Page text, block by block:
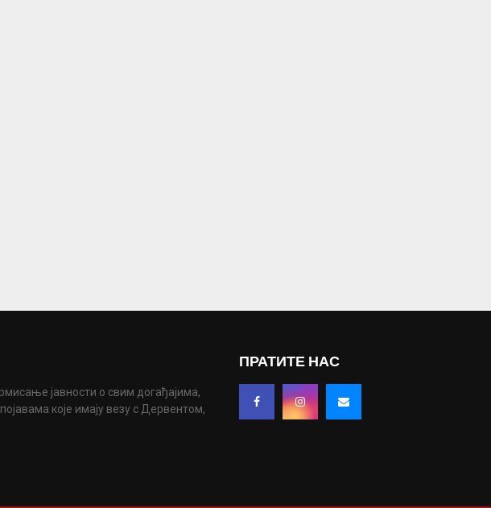
јавности о свим догађајима,
које имају везу с Дервентом,
ПРАТИТЕ НАС